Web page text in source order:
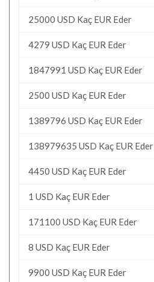
25000 USD Kaç EUR Eder
4279 USD Kaç EUR Eder
1847991 USD Kaç EUR Eder
2500 USD Kaç EUR Eder
1389796 USD Kaç EUR Eder
138979635 USD Kaç EUR Eder
4450 USD Kaç EUR Eder
1 USD Kaç EUR Eder
171100 USD Kaç EUR Eder
8 USD Kaç EUR Eder
9900 USD Kaç EUR Eder